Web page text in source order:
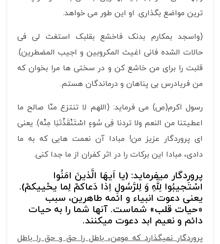
ترین مواضع بگذاری. او این طور می خواهد.
(واسجد بمکارم بدنک فاخشع بقلبک استغث لی فی
حالات الشده فانی اغیث المکروبین و اجیب المضطرین).
قلبت را برای من خاشع کن و در سختی ها مرا بخوان که
من فریادرس بی پناهان و درماندگان هستم.
رسول اکرم(ص) می فرماید: (اللهم لا تنتزع منّا صالح ما
اعطیتنا من النعم ولا تردنا فِی سُوءٍ اسْتَنْقَذْتَنِا‏ مِنْه‏). یعنی
ای پروردگار عزیز من! مبادا آن نعمت هایی که به ما
دادی، مبادا این برکات را در اثر کفران از ما جدا کنی.
پروردگار می­فرماید: (یا اَیهَا الَّذینَ امَنُوا
اسْتَجیبُوا لِلّهِ وَ لِلرَّسُولِ اِذا دَعاکمْ لِما یحْییکمْ).
یعنی دعوت انبیاء و ائمه طاهرین، سبب
«حیات قلب» شماست. آنها شما را به حیات
دائم و نعیم ابد دعوت می­کنند.
پروردگار نمی­گذارد که مومن، باطل را حق و حق را باطل